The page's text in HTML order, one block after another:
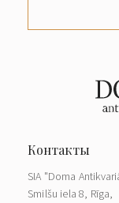
SIA "Doma
Smilšu iela 8, Rīga,